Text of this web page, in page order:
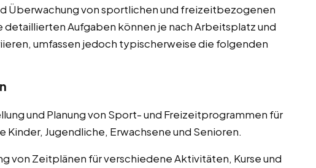
Überwachung von sportlichen und freizeitbezogenen
Aufgaben können je nach Arbeitsplatz und
umfassen jedoch typischerweise die folgenden
und Planung von Sport- und Freizeitprogrammen für
Jugendliche, Erwachsene und Senioren.
von Zeitplänen für verschiedene Aktivitäten, Kurse und